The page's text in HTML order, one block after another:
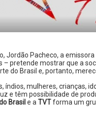
Jordão Pacheco, a emissora
– pretende mostrar que a
do Brasil e, portanto,
índios, mulheres, crianças,
e têm possibilidade de
Brasil e a TVTforma um